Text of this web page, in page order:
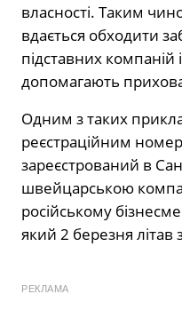
власності. Таким
вдається обходити
підставних компаній
допомагають
Одним з таких
реєстраційним
зареєстрований в
швейцарською
російському
який 2 березня
РЕКЛАМА